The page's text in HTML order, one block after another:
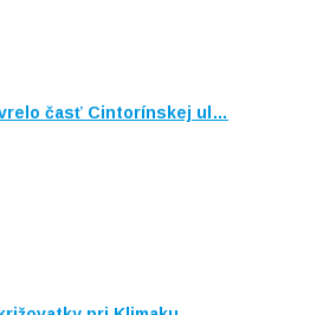
časť Cintorínskej ul…